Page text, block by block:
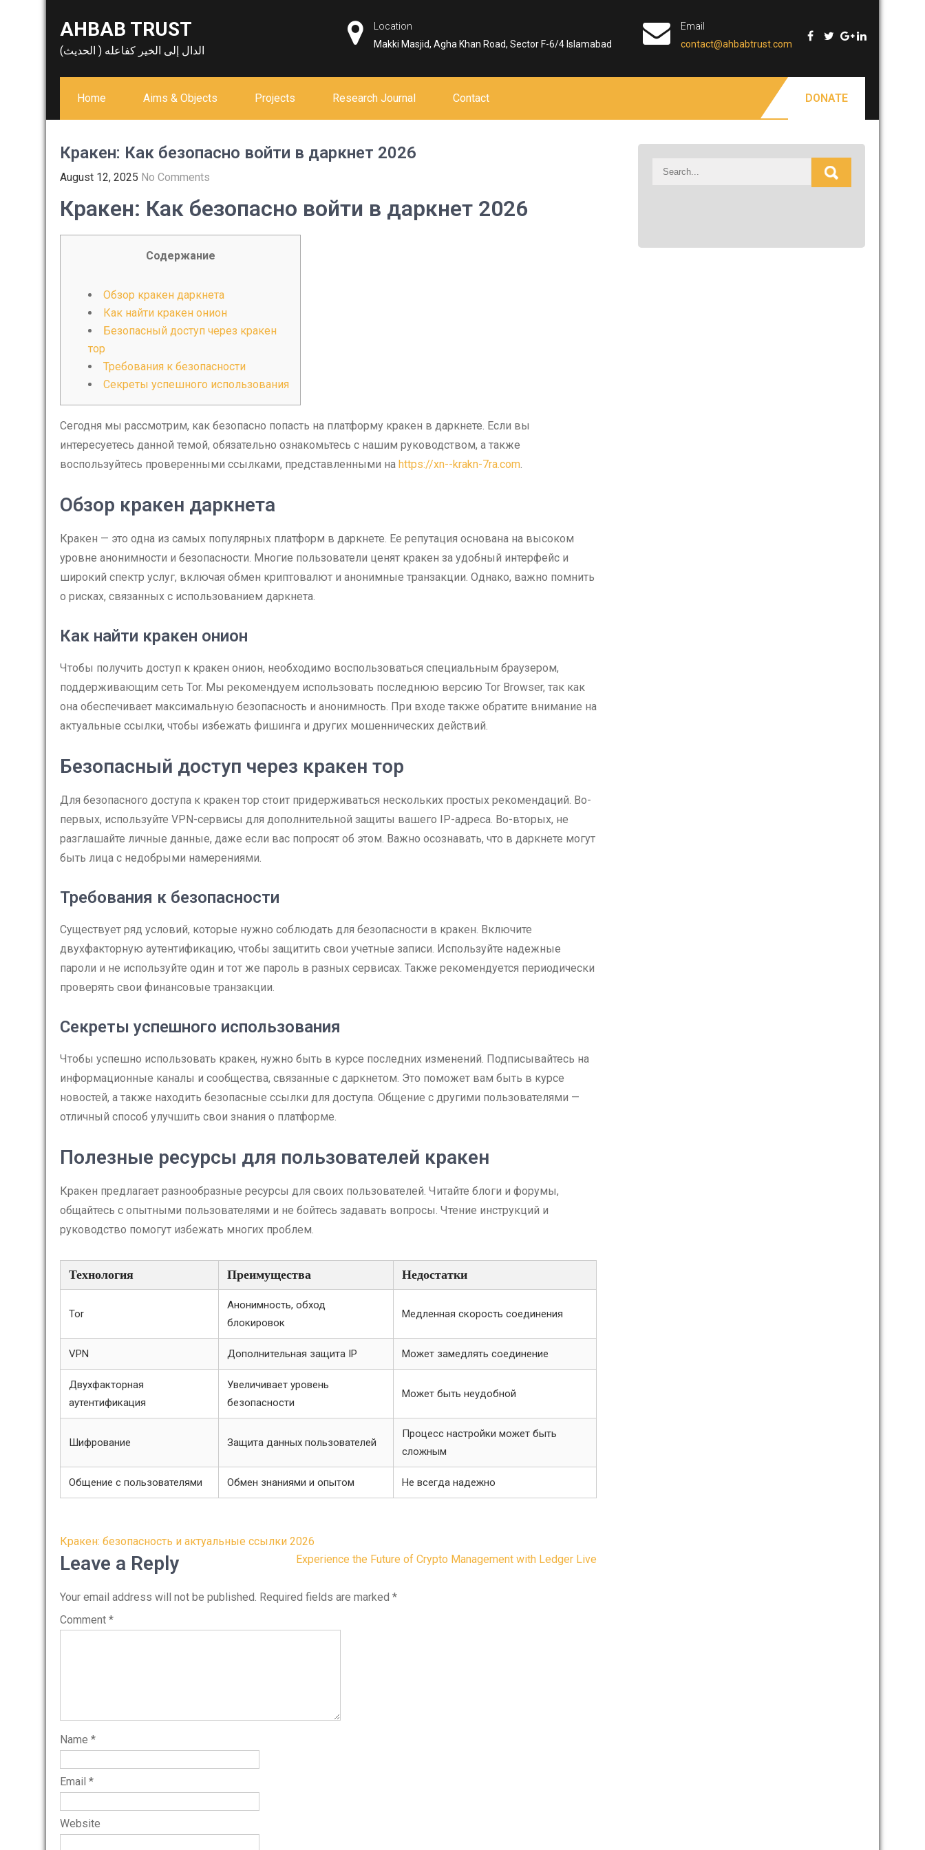
AHBAB TRUST
الدال إلى الخير كفاعله ( الحديث)
Location
Makki Masjid, Agha Khan Road, Sector F-6/4 Islamabad
Email
contact@ahbabtrust.com
Home Aims & Objects Projects Research Journal Contact DONATE
Кракен: Как безопасно войти в даркнет 2026
August 12, 2025 No Comments
Кракен: Как безопасно войти в даркнет 2026
Содержание
Обзор кракен даркнета
Как найти кракен онион
Безопасный доступ через кракен
тор
Требования к безопасности
Секреты успешного использования
Сегодня мы рассмотрим, как безопасно попасть на платформу кракен в даркнете. Если вы
интересуетесь данной темой, обязательно ознакомьтесь с нашим руководством, а также
воспользуйтесь проверенными ссылками, представленными на https://xn--krakn-7ra.com.
Обзор кракен даркнета
Кракен — это одна из самых популярных платформ в даркнете. Ее репутация основана на высоком
уровне анонимности и безопасности. Многие пользователи ценят кракен за удобный интерфейс и
широкий спектр услуг, включая обмен криптовалют и анонимные транзакции. Однако, важно помнить
о рисках, связанных с использованием даркнета.
Как найти кракен онион
Чтобы получить доступ к кракен онион, необходимо воспользоваться специальным браузером,
поддерживающим сеть Tor. Мы рекомендуем использовать последнюю версию Tor Browser, так как
она обеспечивает максимальную безопасность и анонимность. При входе также обратите внимание на
актуальные ссылки, чтобы избежать фишинга и других мошеннических действий.
Безопасный доступ через кракен тор
Для безопасного доступа к кракен тор стоит придерживаться нескольких простых рекомендаций. Во-
первых, используйте VPN-сервисы для дополнительной защиты вашего IP-адреса. Во-вторых, не
разглашайте личные данные, даже если вас попросят об этом. Важно осознавать, что в даркнете могут
быть лица с недобрыми намерениями.
Требования к безопасности
Существует ряд условий, которые нужно соблюдать для безопасности в кракен. Включите
двухфакторную аутентификацию, чтобы защитить свои учетные записи. Используйте надежные
пароли и не используйте один и тот же пароль в разных сервисах. Также рекомендуется периодически
проверять свои финансовые транзакции.
Секреты успешного использования
Чтобы успешно использовать кракен, нужно быть в курсе последних изменений. Подписывайтесь на
информационные каналы и сообщества, связанные с даркнетом. Это поможет вам быть в курсе
новостей, а также находить безопасные ссылки для доступа. Общение с другими пользователями —
отличный способ улучшить свои знания о платформе.
Полезные ресурсы для пользователей кракен
Кракен предлагает разнообразные ресурсы для своих пользователей. Читайте блоги и форумы,
общайтесь с опытными пользователями и не бойтесь задавать вопросы. Чтение инструкций и
руководство помогут избежать многих проблем.
Технология Преимущества Недостатки
Tor
Анонимность, обход
блокировок
Медленная скорость соединения
VPN Дополнительная защита IP Может замедлять соединение
Двухфакторная
аутентификация
Увеличивает уровень
безопасности
Может быть неудобной
Шифрование Защита данных пользователей
Процесс настройки может быть
сложным
Общение с пользователями Обмен знаниями и опытом Не всегда надежно
Post
navigation
Кракен: безопасность и актуальные ссылки 2026
Experience the Future of Crypto Management with Ledger Live
Leave a Reply
Your email address will not be published. Required fields are marked *
Comment *
Name *
Email *
Website